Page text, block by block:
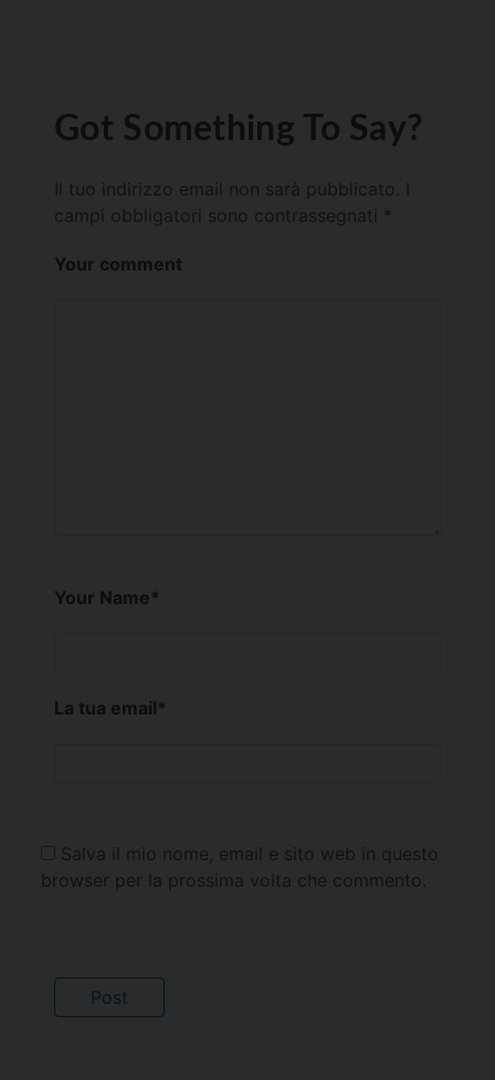
Got Something To Say?
Il tuo indirizzo email non sarà pubblicato.
campi obbligatori sono contrassegnati *
Your comment
Your Name*
La tua email*
Salva il mio nome, email e sito web in questo
browser per la prossima volta che commento.